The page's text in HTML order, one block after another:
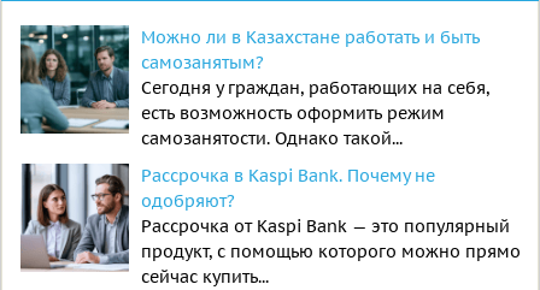
Можно ли в Казахстане работать и быть
самозанятым?
Сегодня у граждан, работающих на себя,
есть возможность оформить режим
самозанятости. Однако такой...
Рассрочка в Kaspi Bank. Почему не
одобряют?
Рассрочка от Kaspi Bank — это популярный
продукт, с помощью которого можно прямо
сейчас купить...